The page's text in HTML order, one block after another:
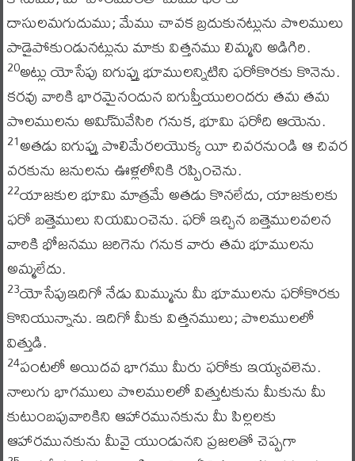
దాసులమగుదుము; మేము చావక బ్రదుకునట్లును పొలములు
పాడైపోకుండునట్లును మాకు విత్తనము లిమ్మని అడిగిరి.
20అట్లు యోసేపు ఐగుప్తు భూములన్నిటిని ఫరోకొరకు కొనెను.
కరవు వారికి భారమైనందున ఐగుప్తీయులందరు తమ తమ
పొలములను అమి్మవేసిరి గనుక, భూమి ఫరోది ఆయెను.
21అతడు ఐగుప్తు పొలిమేరలయొక్క యీ చివరనుండి ఆ చివర
వరకును జనులను ఊళ్లలోనికి రప్పించెను.
22యాజకుల భూమి మాత్రమే అతడు కొనలేదు, యాజకులకు
ఫరో బత్తెములు నియమించెను. ఫరో ఇచ్చిన బత్తెములవలన
వారికి భోజనము జరిగెను గనుక వారు తమ భూములను
అమ్మలేదు.
23యోసేపుఇదిగో నేడు మిమ్మును మీ భూములను ఫరోకొరకు
కొనియున్నాను. ఇదిగో మీకు విత్తనములు; పొలములలో
విత్తుడి.
24పంటలో అయిదవ భాగము మీరు ఫరోకు ఇయ్యవలెను.
నాలుగు భాగములు పొలములలో విత్తుటకును మీకును మీ
కుటుంబపువారికిని ఆహారమునకును మీ పిల్లలకు
ఆహారమునకును మీవై యుండునని ప్రజలతో చెప్పగా